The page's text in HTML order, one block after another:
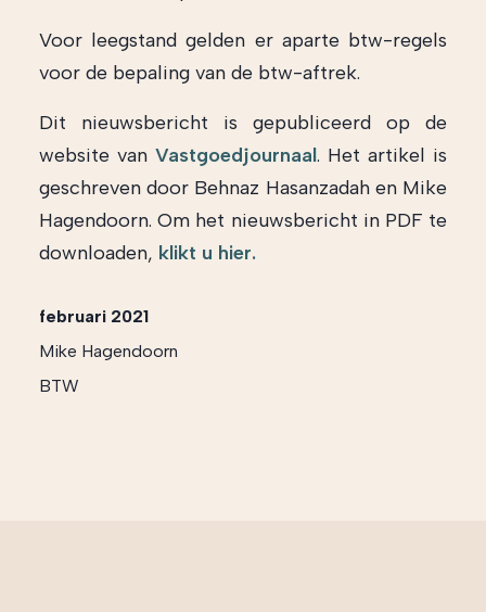
Voor leegstand gelden er aparte btw-regels
voor de bepaling van de btw-aftrek.
Dit nieuwsbericht is gepubliceerd op de
website van Vastgoedjournaal. Het artikel is
geschreven door Behnaz Hasanzadah en Mike
Hagendoorn. Om het nieuwsbericht in PDF te
downloaden, klikt u hier.
februari 2021
Mike Hagendoorn
BTW